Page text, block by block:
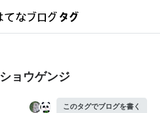
ショウゲンジ
このタグでブログを書く